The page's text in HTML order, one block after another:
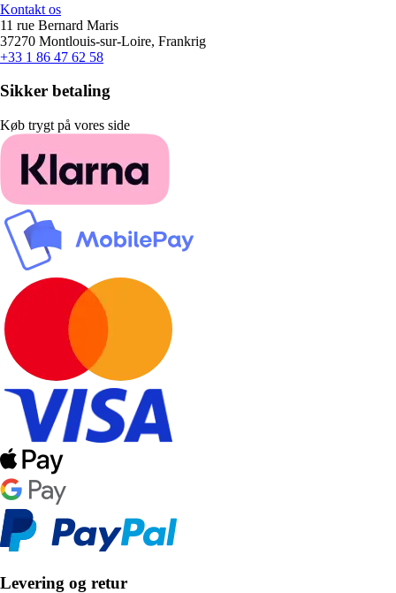
Kontakt os
11 rue Bernard Maris
37270 Montlouis-sur-Loire, Frankrig
+33 1 86 47 62 58
Sikker betaling
Køb trygt på vores side
Levering og retur